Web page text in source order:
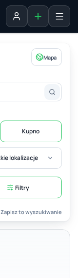
Zaloguj sięDodaj
Mapa
Kupno
lokalizacje
Filtry
Zapisz to wyszukiwanie